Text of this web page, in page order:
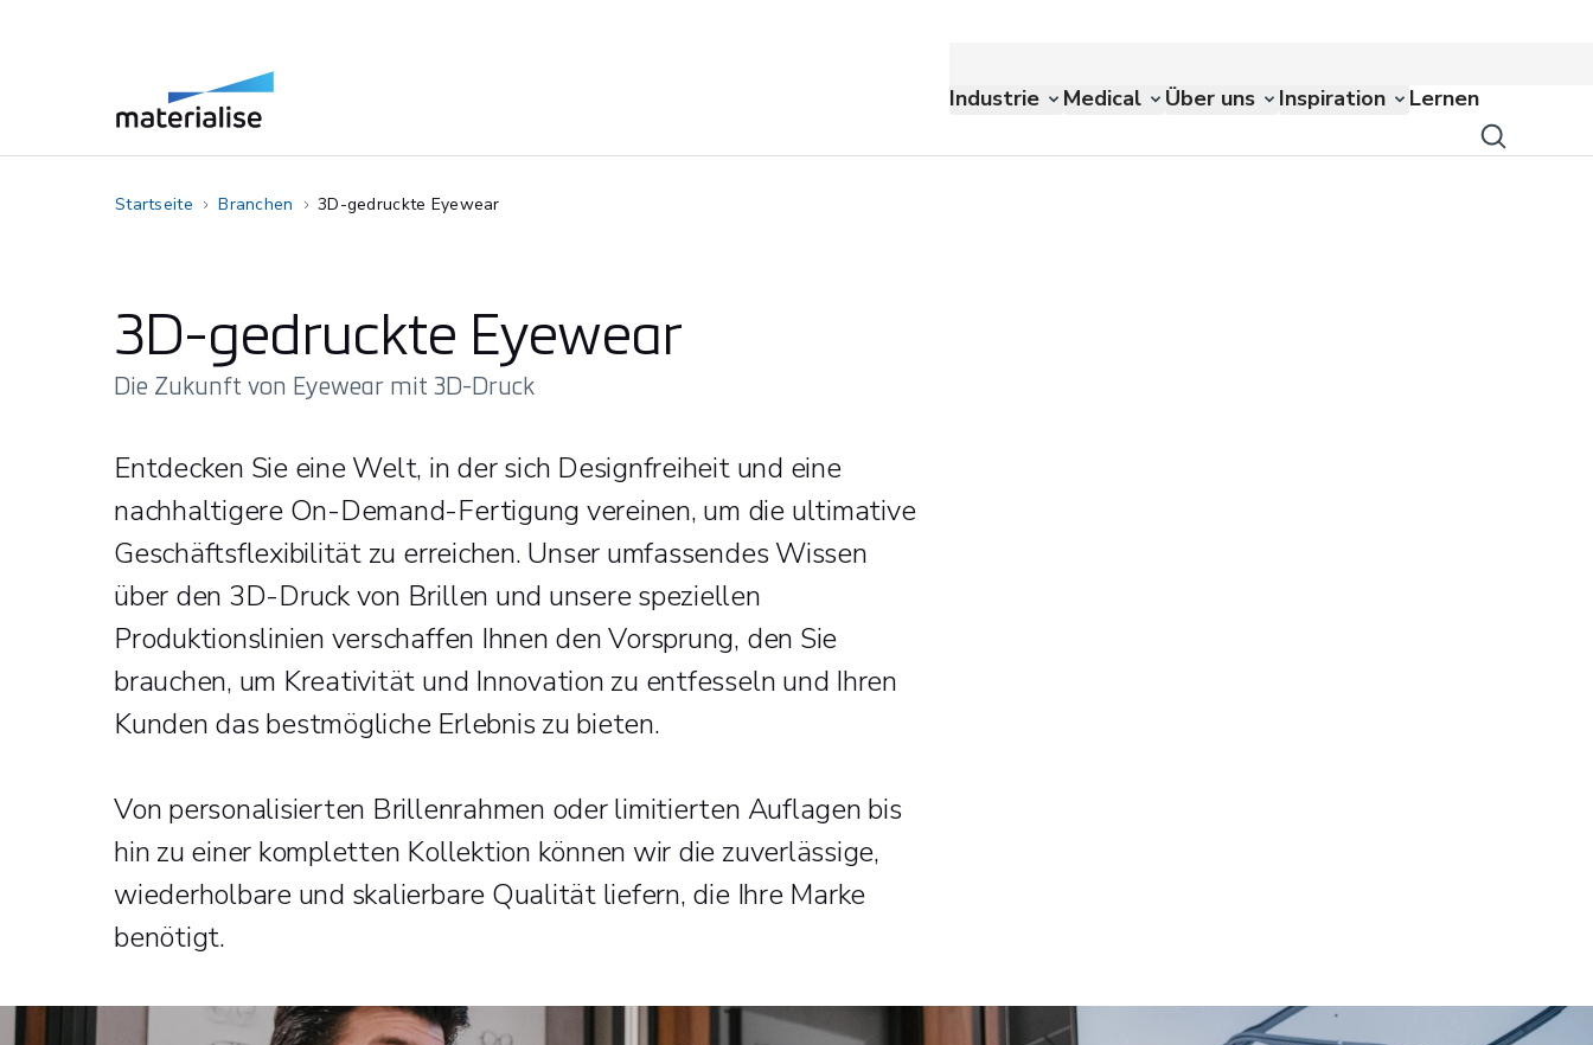
Industrie Medical Über uns Inspiration Lernen
Startseite Branchen 3D-gedruckte Eyewear
3D-gedruckte Eyewear
Die Zukunft von Eyewear mit 3D-Druck
Entdecken Sie eine Welt, in der sich Designfreiheit und eine
nachhaltigere On-Demand-Fertigung vereinen, um die ultimative
Geschäftsflexibilität zu erreichen. Unser umfassendes Wissen
über den 3D-Druck von Brillen und unsere speziellen
Produktionslinien verschaffen Ihnen den Vorsprung, den Sie
brauchen, um Kreativität und Innovation zu entfesseln und Ihren
Kunden das bestmögliche Erlebnis zu bieten.
Von personalisierten Brillenrahmen oder limitierten Auflagen bis
hin zu einer kompletten Kollektion können wir die zuverlässige,
wiederholbare und skalierbare Qualität liefern, die Ihre Marke
benötigt.